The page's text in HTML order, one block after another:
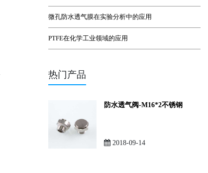
微孔防水透气膜在实验分析中的应用
PTFE在化学工业领域的应用
热门产品
防水透气阀-M16*2不锈钢
2018-09-14